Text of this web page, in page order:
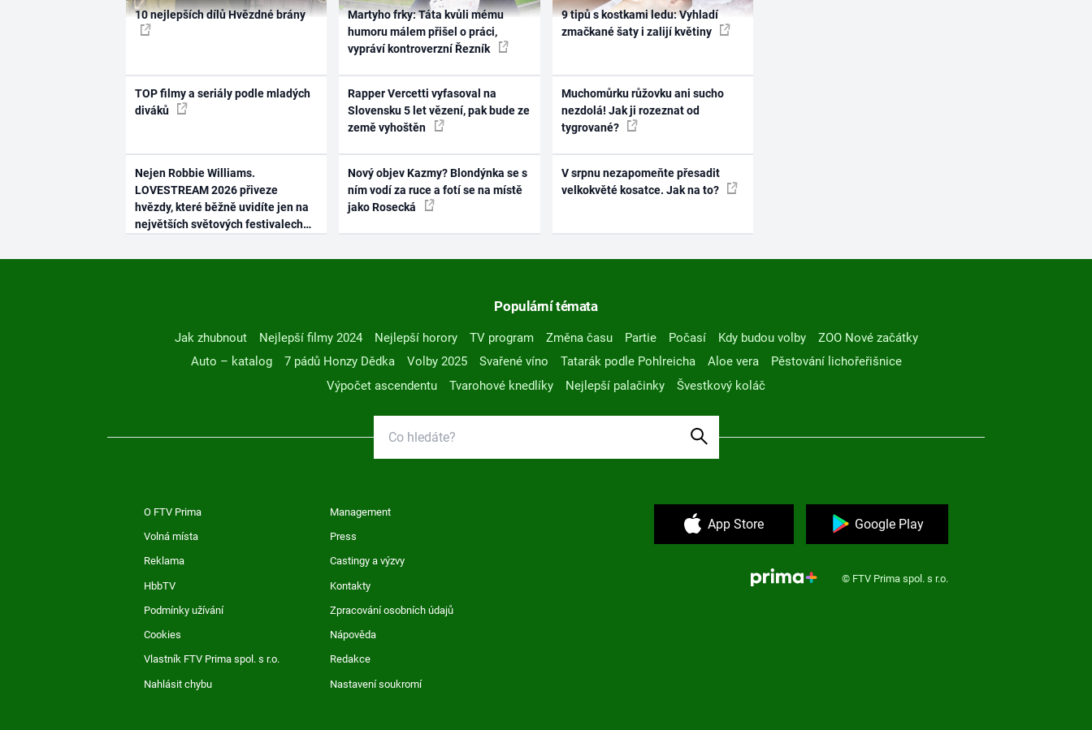
10 nejlepších dílů Hvězdné brány
TOP filmy a seriály podle mladých
diváků
Nejen Robbie Williams.
LOVESTREAM 2026 přiveze
hvězdy, které běžně uvidíte jen na
největších světových festivalech
Martyho frky: Táta kvůli mému
humoru málem přišel o práci,
vypráví kontroverzní Řezník
Rapper Vercetti vyfasoval na
Slovensku 5 let vězení, pak bude ze
země vyhoštěn
Nový objev Kazmy? Blondýnka se s
ním vodí za ruce a fotí se na místě
jako Rosecká
9 tipů s kostkami ledu: Vyhladí
zmačkané šaty i zalijí květiny
Muchomůrku růžovku ani sucho
nezdolá! Jak ji rozeznat od
tygrované?
V srpnu nezapomeňte přesadit
velkokvěté kosatce. Jak na to?
Populární témata
Jak zhubnout Nejlepší filmy 2024 Nejlepší horory TV program Změna času Partie Počasí Kdy budou volby
ZOO Nové začátky
Auto – katalog
7 pádů Honzy Dědka Volby 2025 Svařené víno Tatarák podle Pohlreicha Aloe vera
Pěstování lichořeřišnice
Výpočet ascendentu
Tvarohové knedlíky Nejlepší palačinky Švestkový koláč
O FTV Prima Management
Volná místa Press
Reklama Castingy a výzvy
HbbTV Kontakty
Podmínky užívání Zpracování osobních údajů
Cookies Nápověda
Vlastník FTV Prima spol. s r.o. Redakce
Nahlásit chybu Nastavení soukromí
App Store Google Play
© FTV Prima spol. s r.o.